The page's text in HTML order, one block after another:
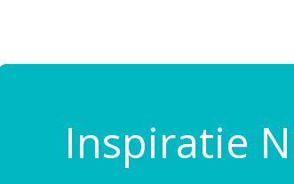
Inspiratie
Reisinspiratie nodig?